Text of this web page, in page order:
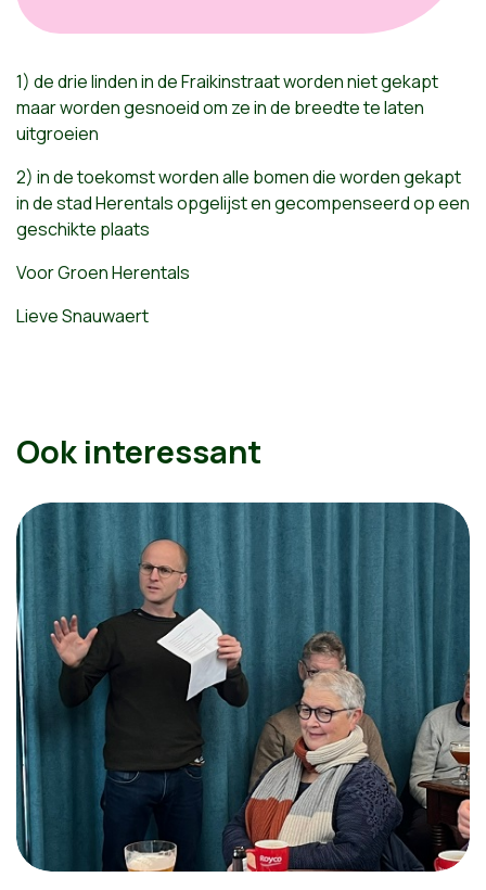
1) de drie linden in de Fraikinstraat worden niet gekapt
maar worden gesnoeid om ze in de breedte te laten
uitgroeien
2) in de toekomst worden alle bomen die worden gekapt
in de stad Herentals opgelijst en gecompenseerd op een
geschikte plaats
Voor Groen Herentals
Lieve Snauwaert
Ook interessant